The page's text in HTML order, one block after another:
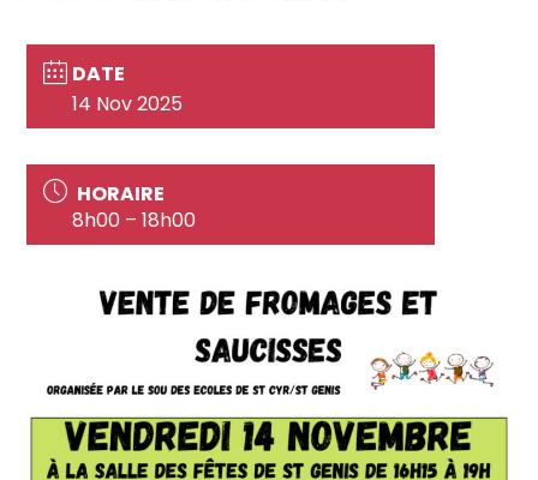
DATE
14 Nov 2025
HORAIRE
8h00 – 18h00